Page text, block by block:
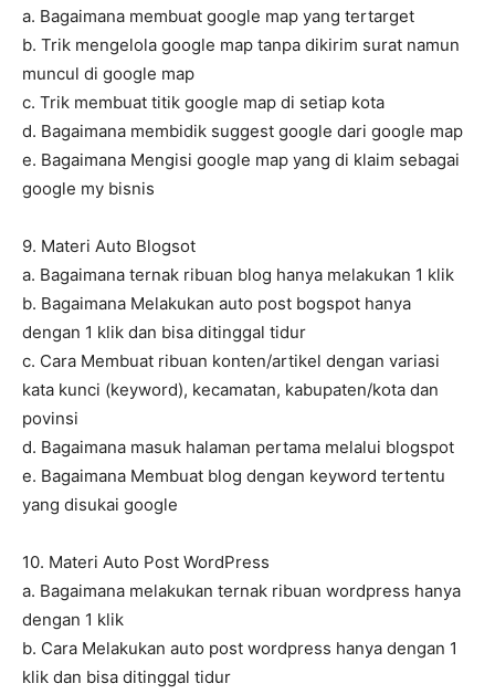
a. Bagaimana membuat google map yang tertarget
b. Trik mengelola google map tanpa dikirim surat namun
muncul di google map
c. Trik membuat titik google map di setiap kota
d. Bagaimana membidik suggest google dari google map
e. Bagaimana Mengisi google map yang di klaim sebagai
google my bisnis
9. Materi Auto Blogsot
a. Bagaimana ternak ribuan blog hanya melakukan 1 klik
b. Bagaimana Melakukan auto post bogspot hanya
dengan 1 klik dan bisa ditinggal tidur
c. Cara Membuat ribuan konten/artikel dengan variasi
kata kunci (keyword), kecamatan, kabupaten/kota dan
povinsi
d. Bagaimana masuk halaman pertama melalui blogspot
e. Bagaimana Membuat blog dengan keyword tertentu
yang disukai google
10. Materi Auto Post WordPress
a. Bagaimana melakukan ternak ribuan wordpress hanya
dengan 1 klik
b. Cara Melakukan auto post wordpress hanya dengan 1
klik dan bisa ditinggal tidur